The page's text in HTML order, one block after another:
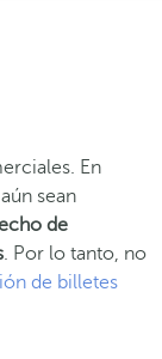
En
sean
de
. Por lo tanto, no
de billetes